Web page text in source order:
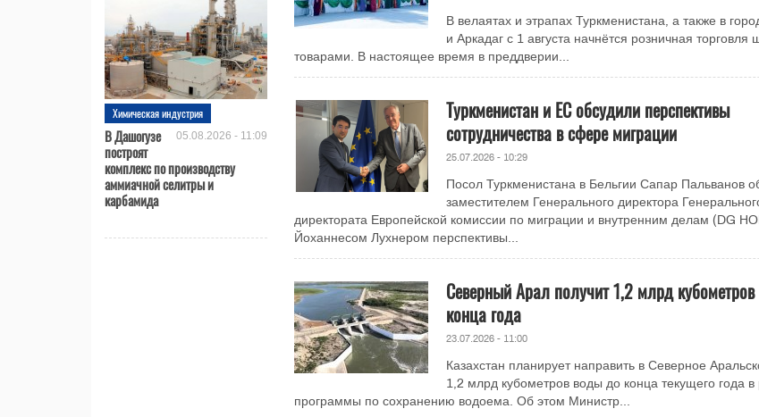
Химическая индустрия
05.08.2026 - 11:09
В Дашогузе
построят
комплекс по производству
аммиачной селитры и
карбамида
В велаятах и этрапах Туркменистана, а также в
и Аркадаг с 1 августа начнётся розничная торговля
товарами. В настоящее время в преддверии...
Туркменистан и ЕС обсудили перспективы
сотрудничества в сфере миграции
25.07.2026 - 10:29
Посол Туркменистана в Бельгии Сапар Пальванов
заместителем Генерального директора
директората Европейской комиссии по миграции и внутренним делам (DG
Йоханнесом Лухнером перспективы...
Северный Арал получит 1,2 млрд
конца года
23.07.2026 - 11:00
Казахстан планирует направить в Северное
1,2 млрд кубометров воды до конца текущего года в
программы по сохранению водоема. Об этом Министр...